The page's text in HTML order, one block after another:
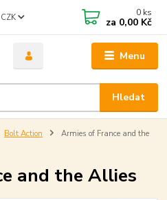
Menu
CZK
Hledat
0 ks
za 0,00 Kč
Bolt Action
Armies of France and the
and the Allies